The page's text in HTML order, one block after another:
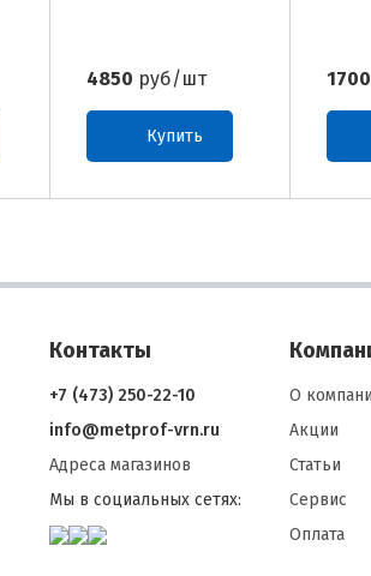
4850 руб/шт
Купить
1700
Контакты
+7 (473) 250-22-10
info@metprof-vrn.ru
Адреса магазинов
Мы в социальных сетях:
О
Акции
Статьи
Сервис
Оплата